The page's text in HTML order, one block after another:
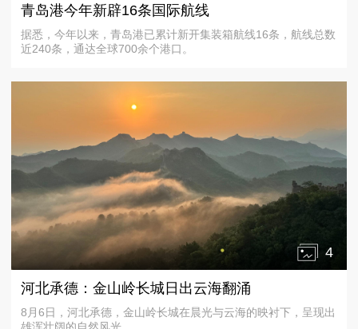
青岛港今年新辟16条国际航线
据悉，今年以来，青岛港已累计新开集装箱航线16条，航线总数
近240条，通达全球700余个港口。
4
河北承德：金山岭长城日出云海翻涌
8月6日，河北承德，金山岭长城在晨光与云海的映衬下，呈现出